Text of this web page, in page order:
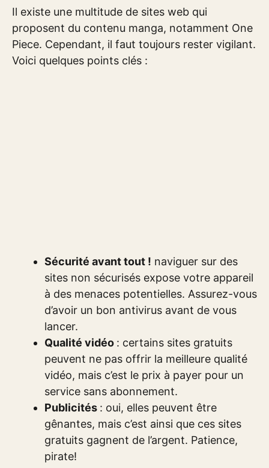
Il existe une multitude de sites web qui
proposent du contenu manga, notamment One
Piece. Cependant, il faut toujours rester vigilant.
Voici quelques points clés :
Sécurité avant tout ! naviguer sur des
sites non sécurisés expose votre appareil
à des menaces potentielles. Assurez-vous
d’avoir un bon antivirus avant de vous
lancer.
Qualité vidéo : certains sites gratuits
peuvent ne pas offrir la meilleure qualité
vidéo, mais c’est le prix à payer pour un
service sans abonnement.
Publicités : oui, elles peuvent être
gênantes, mais c’est ainsi que ces sites
gratuits gagnent de l’argent. Patience,
pirate!